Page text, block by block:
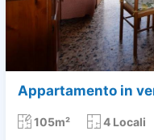
Appartamento in
105m² 4 Locali